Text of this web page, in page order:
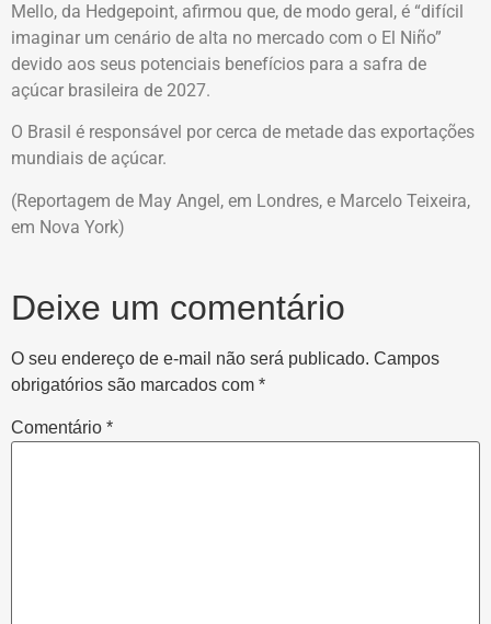
Mello, da Hedgepoint, afirmou que, de modo geral, é “difícil
imaginar um cenário de alta no mercado com o El Niño”
devido aos seus potenciais benefícios para a safra de
açúcar brasileira de 2027.
O Brasil é responsável por cerca de metade das exportações
mundiais de açúcar.
(Reportagem de May Angel, em Londres, e Marcelo Teixeira,
em Nova York)
Deixe um comentário
O seu endereço de e-mail não será publicado. Campos
obrigatórios são marcados com *
Comentário *